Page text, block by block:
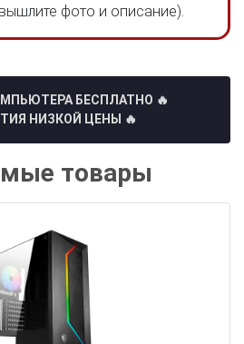
фото и описание).
БЕСПЛАТНО 🔥
НИЗКОЙ ЦЕНЫ 🔥
товары